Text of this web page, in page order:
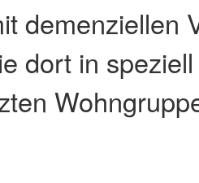
demenziellen
dort in